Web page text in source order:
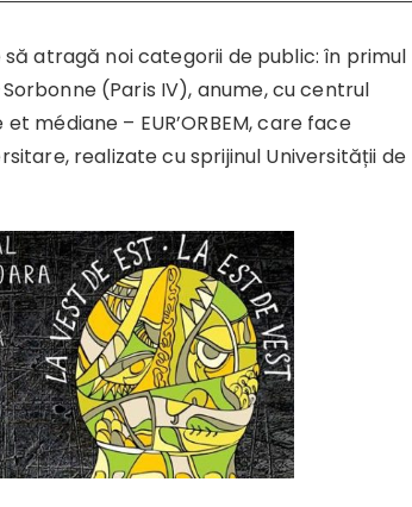
să atragă noi categorii de public: în primul
(Paris IV), anume, cu centrul
médiane – EUR’ORBEM, care face
realizate cu sprijinul Universității de